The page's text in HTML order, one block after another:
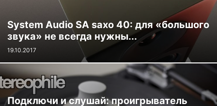
System Audio SA saxo 40: для «большого
звука» не всегда нужны...
19.10.2017
Подключи и слушай: проигрыватель